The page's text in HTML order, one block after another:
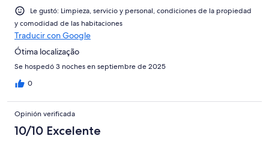
Le gustó: Limpieza, servicio y personal, condiciones de la propiedad
y comodidad de las habitaciones
Traducir con Google
Ótima localização
Se hospedó 3 noches en septiembre de 2025
0
Opinión verificada
10/10 Excelente